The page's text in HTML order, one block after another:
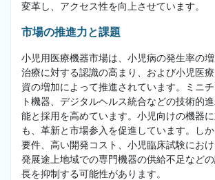
変革し、アクセス性を向上させています。
市場の推進力と課題
小児用医療機器市場は、小児病の発生率の
治療に対する認識の高まり、および小児医
資の増加によって推進されています。ミニ
ト機器、デジタルヘルス統合などの技術的
能と採用を高めています。小児向けの機器
も、革新と市場参入を促進しています。し
要件、高い開発コスト、小児臨床試験におけ
発展途上地域での専門機器の供給不足など
長を抑制する可能性があります。